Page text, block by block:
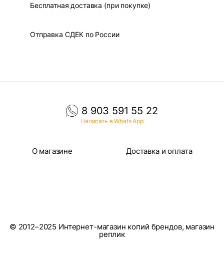
Бесплатная доставка (при покупке)
Отправка СДЕК по России
8 903 591 55 22
Написать в Whats App
О магазине Доставка и оплата
© 2012–2025 Интернет-магазин копий брендов, магазин
реплик